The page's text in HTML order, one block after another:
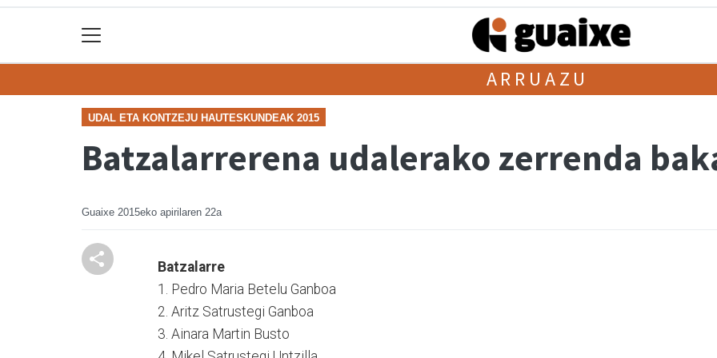
ARRUAZU
UDAL ETA KONTZEJU HAUTESKUNDEAK 2015
Batzalarrerena udalerako zerrenda
Guaixe 2015eko apirilaren 22a
Batzalarre
1. Pedro Maria Betelu Ganboa
2. Aritz Satrustegi Ganboa
3. Ainara Martin Busto